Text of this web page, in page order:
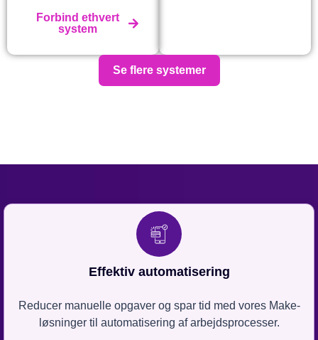
Forbind ethvert
system
Se flere systemer
Effektiv automatisering
Reducer manuelle opgaver og spar tid med vores Make-
løsninger til automatisering af arbejdsprocesser.